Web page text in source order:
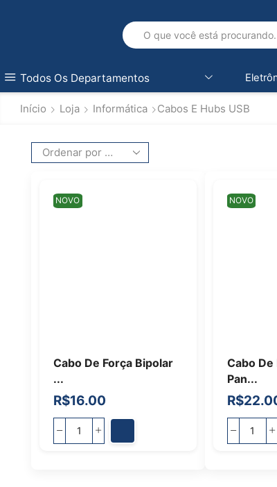
Todos Os Departamentos
Início Loja Informática Cabos E Hubs USB
NOVO
Cabo De Força Bipolar
...
R$16.00
NOVO
Cabo De
Pan...
R$